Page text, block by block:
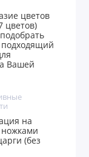
цветов
цветов)
Вашей
на
(без